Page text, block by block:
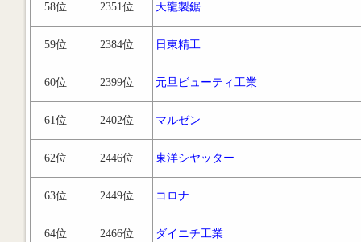
58位 2351位 天龍製鋸
59位 2384位 日東精工
60位 2399位 元旦ビューティ工業
61位 2402位 マルゼン
62位 2446位 東洋シヤッター
63位 2449位 コロナ
64位 2466位 ダイニチ工業